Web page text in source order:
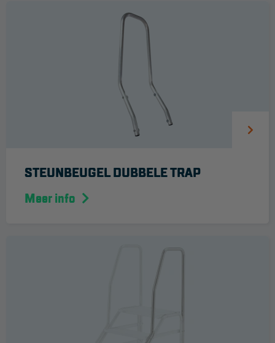
Harnas gordels
Verbindingsmiddelen
STEUNBEUGEL DUBBELE TRAP
Meer info